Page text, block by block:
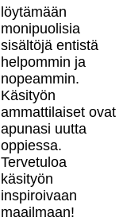
löytämään
monipuolisia
sisältöjä entistä
helpommin ja
nopeammin.
Käsityön
ammattilaiset ovat
apunasi uutta
oppiessa.
Tervetuloa
käsityön
inspiroivaan
maailmaan!